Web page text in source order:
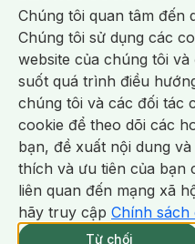
NowFree 2H Giao
Chống Muỗi /Khẩu Trang /Máy Massage
Sản Phẩm Chăm Sóc Khác /Bàn Chải
Hỗ Trợ Trắng Răng/Kem Đánh Răng /
Tăm / Chỉ Nha Khoa/ Xịt Thơm Miệng /
Khăn Ướt Vệ Sinh Vùng Kín/Băng Vệ
Máy Cạo Râu
Vấn Đề Về Da
Da Dầu / Lỗ Chân Lông To/ Da Khô /
Da Nhạy Cảm / Kích Ứng
Da Xỉn Màu
Quầng Thâm & Bọng Mắt /Sẹo /Viêm Da
Dụng Cụ / Phụ Kiện Chăm Sóc Da
Bông Tẩy Trang
Khăn Lau Mặt Khô
Dụng Cụ Chăm Sóc Khác
Chúng tôi quan tâm đến
Chúng tôi sử dụng các
website của chúng tôi
suốt quá trình điều
chúng tôi và các đối tác
cookie để theo dõi các
bạn, đề xuất nội dung
thích và ưu tiên của bạn
liên quan đến mạng xã
hãy truy cập Chính sách
Từ chối